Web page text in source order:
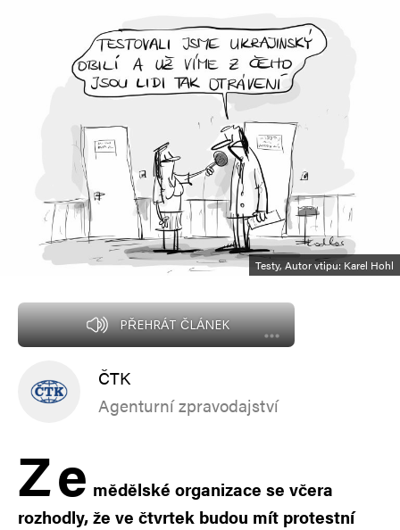
Testy, Autor vtipu: Karel Hohl
PŘEHRÁT ČLÁNEK
ČTK
Agenturní zpravodajství
Ze mědělské organizace se včera
rozhodly, že ve čtvrtek budou mít protestní